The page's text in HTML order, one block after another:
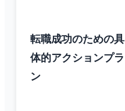
転職成功のための具
体的アクションプラ
ン